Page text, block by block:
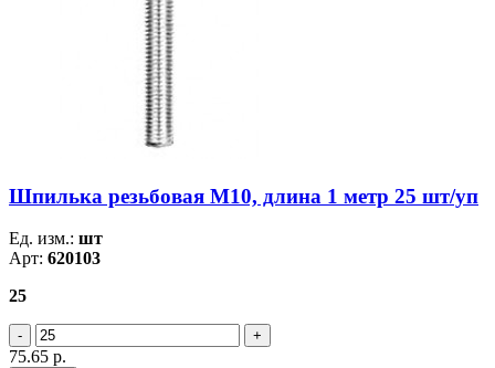
Шпилька резьбовая М10, длина 1 метр 25 шт/уп
Ед. изм.: шт
Арт: 620103
25
75.65 р.